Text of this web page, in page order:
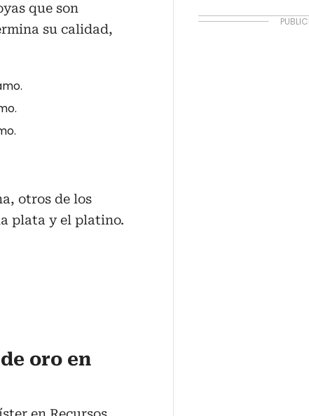
que son
su calidad,
otros de los
plata y el platino.
oro en